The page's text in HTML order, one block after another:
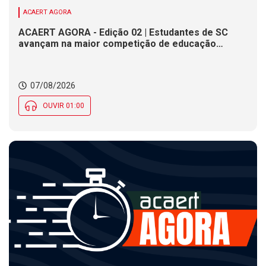
ACAERT AGORA
ACAERT AGORA - Edição 02 | Estudantes de SC
avançam na maior competição de educação
Social nesta sexta (7)
07/08/2026
OUVIR 01:00